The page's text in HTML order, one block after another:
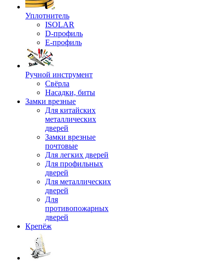
Уплотнитель
ISOLAR
D-профиль
Е-профиль
Ручной инструмент
Свёрла
Насадки, биты
Замки врезные
Для китайских
металлических
дверей
Замки врезные
почтовые
Для легких дверей
Для профильных
дверей
Для металлических
дверей
Для
противопожарных
дверей
Крепёж